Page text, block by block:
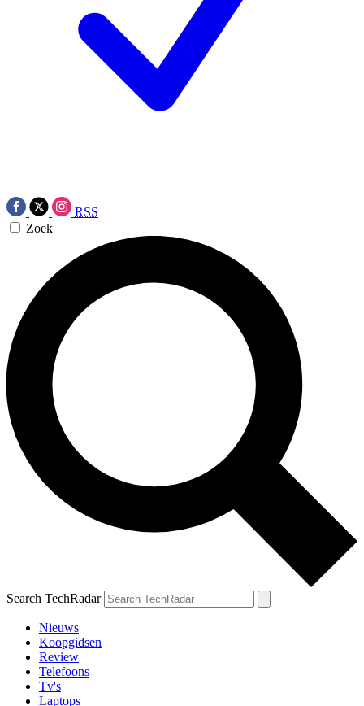
RSS
Zoek
Search TechRadar
Nieuws
Koopgidsen
Review
Telefoons
Tv's
Laptops